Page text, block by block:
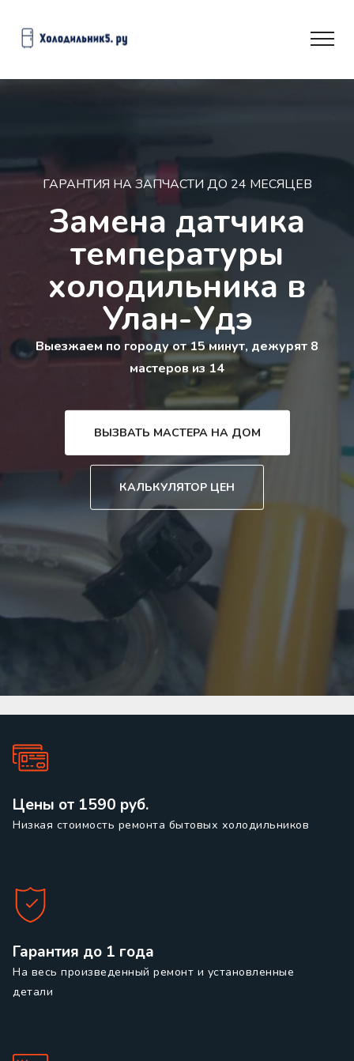
ГАРАНТИЯ НА ЗАПЧАСТИ ДО 24 МЕСЯЦЕВ
Замена датчика
температуры
холодильника в
Улан-Удэ
Выезжаем по городу от 15 минут, дежурят 8
мастеров из 14
ВЫЗВАТЬ МАСТЕРА НА ДОМ
КАЛЬКУЛЯТОР ЦЕН
Цены от 1590 руб.
Низкая стоимость ремонта бытовых холодильников
Гарантия до 1 года
На весь произведенный ремонт и установленные
детали